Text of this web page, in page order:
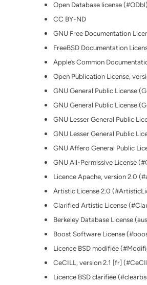
Open Database license (#ODbl)
CC BY-ND
GNU Free Documentation
FreeBSD Documentation
Apple’s Common
Open Publication License,
GNU General Public License
GNU General Public License
GNU Lesser General Public
GNU Lesser General Public
GNU Affero General Public
GNU All-Permissive License
Licence Apache, version 2.0
Artistic License 2.0
Clarified Artistic License
Berkeley Database License
Boost Software License
Licence BSD modifiée
CeCILL, version 2.1 [fr]
Licence BSD clarifiée